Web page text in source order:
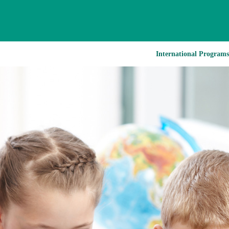
International Programs